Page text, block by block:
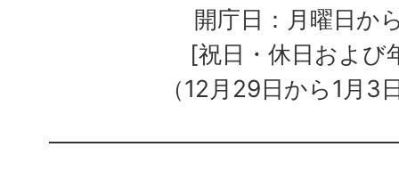
開庁日：月曜日か
[祝日・休日および
（12月29日から1月3